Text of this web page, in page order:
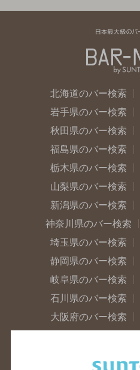
北海道のバー検索
岩手県のバー検索
秋田県のバー検索
福島県のバー検索
栃木県のバー検索
山梨県のバー検索
新潟県のバー検索
神奈川県のバー検索
埼玉県のバー検索
静岡県のバー検索
岐阜県のバー検索
石川県のバー検索
大阪府のバー検索